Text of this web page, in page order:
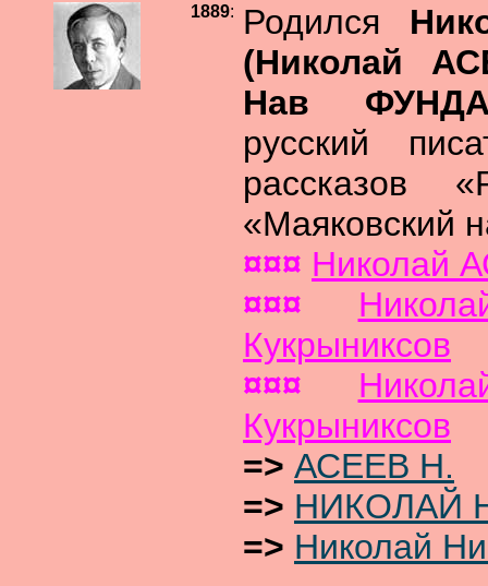
1889: Родился
(Николай
Нав
русский
рассказов
«Маяковский
¤¤¤ Николай
¤¤¤
Кукрыниксов
¤¤¤
Кукрыниксов
=> АСЕЕВ Н.
=> НИКОЛАЙ
=> Николай